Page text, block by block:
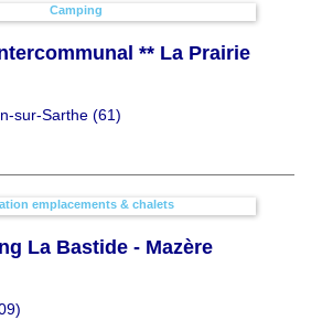
** La Prairie
sur-Sarthe (61)
La Bastide - Mazère
)